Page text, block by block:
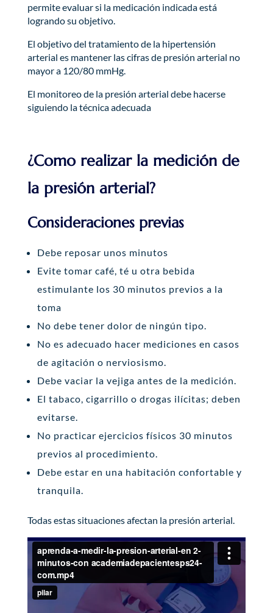
permite evaluar si la medicación indicada está
logrando su objetivo.
El objetivo del tratamiento de la hipertensión
arterial es mantener las cifras de presión arterial no
mayor a 120/80 mmHg.
El monitoreo de la presión arterial debe hacerse
siguiendo la técnica adecuada
¿Como realizar la medición de
la presión arterial?
Consideraciones previas
Debe reposar unos minutos
Evite tomar café, té u otra bebida
estimulante los 30 minutos previos a la
toma
No debe tener dolor de ningún tipo.
No es adecuado hacer mediciones en casos
de agitación o nerviosismo.
Debe vaciar la vejiga antes de la medición.
El tabaco, cigarrillo o drogas ilícitas; deben
evitarse.
No practicar ejercicios físicos 30 minutos
previos al procedimiento.
Debe estar en una habitación confortable y
tranquila.
Todas estas situaciones afectan la presión arterial.